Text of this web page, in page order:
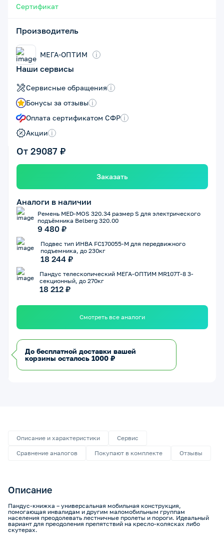
Сертификат
Производитель
МЕГА-ОПТИМ i
Наши сервисы
Сервисные обращения i
Бонусы за отзывы i
Оплата сертификатом СФР i
Акции i
От 29087 ₽
Заказать
Аналоги в наличии
Ремень MED-MOS 320.34 размер S для электрического
подъёмника Belberg 320.00
9 480 ₽
Подвес тип ИНВА FC170055-М для передвижного
подъемника, до 230кг
18 244 ₽
Пандус телескопический МЕГА-ОПТИМ MR107T-8 3-
секционный, до 270кг
18 212 ₽
Смотреть все аналоги
До бесплатной доставки вашей
корзины осталось 1000 ₽
Описание и характеристики
Сервис
Сравнение аналогов
Покупают в комплекте Отзывы
Описание
Пандус-книжка – универсальная мобильная конструкция,
помогающая инвалидам и другим маломобильным группам
населения преодолевать лестничные пролеты и пороги. Идеальный
вариант для преодоления препятствий на кресло-колясках либо
скутерах.